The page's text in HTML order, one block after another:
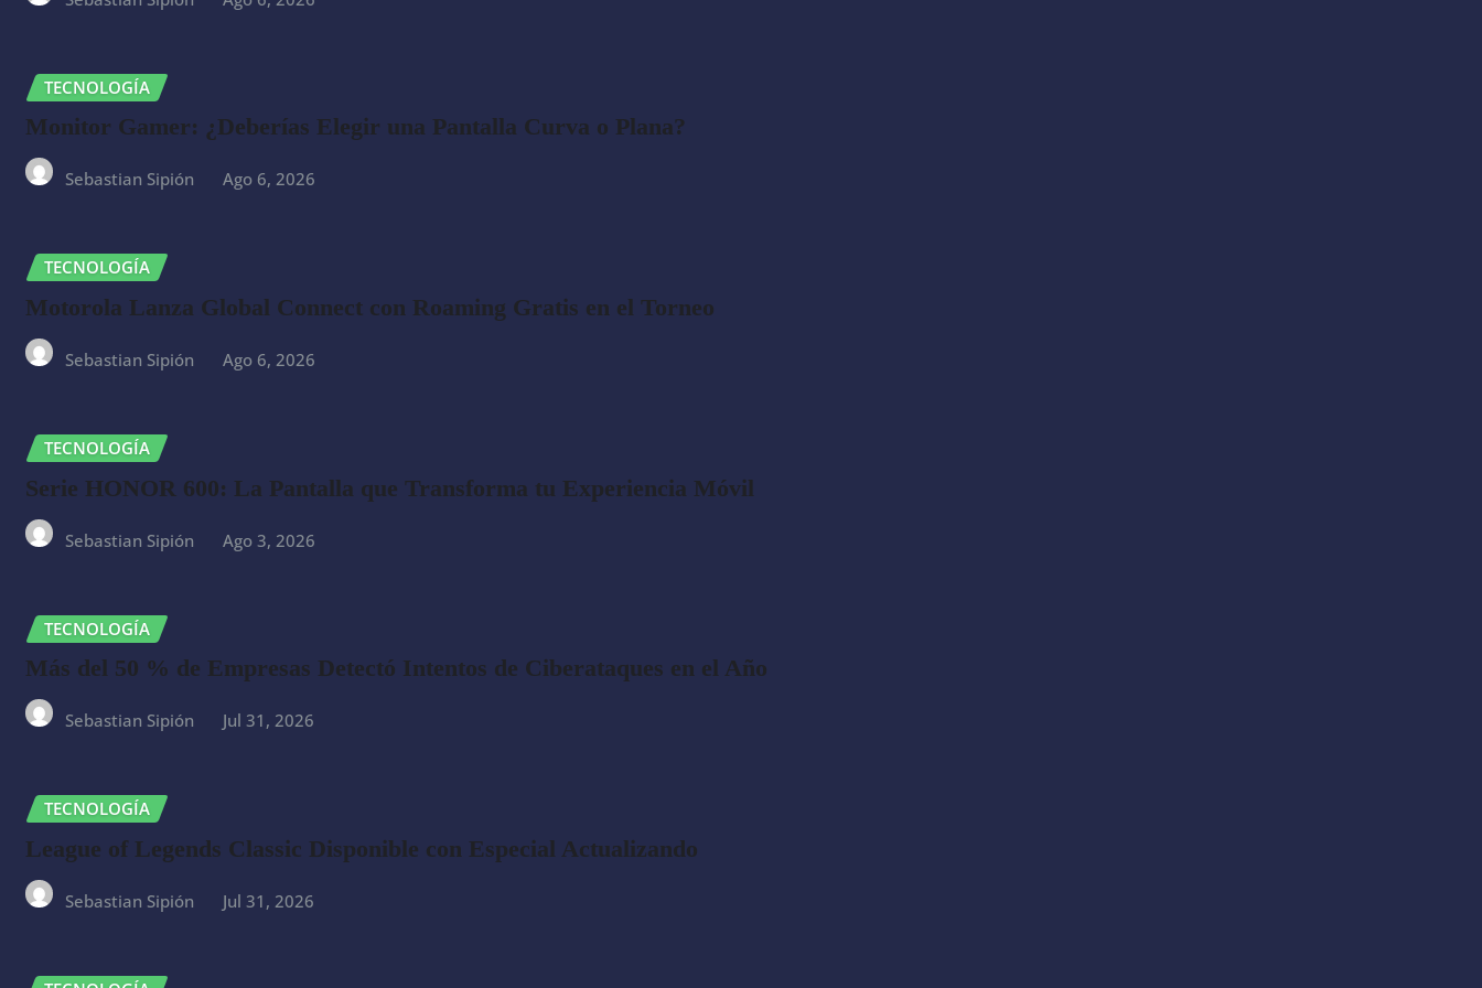
TECNOLOGÍA
Monitor Gamer: ¿Deberías Elegir una Pantalla Curva o Plana?
Sebastian Sipión Ago 6, 2026
TECNOLOGÍA
Motorola Lanza Global Connect con Roaming Gratis en el Torneo
Sebastian Sipión Ago 6, 2026
TECNOLOGÍA
Serie HONOR 600: La Pantalla que Transforma tu Experiencia Móvil
Sebastian Sipión Ago 3, 2026
TECNOLOGÍA
Más del 50 % de Empresas Detectó Intentos de Ciberataques en el Año
Sebastian Sipión Jul 31, 2026
TECNOLOGÍA
League of Legends Classic Disponible con Especial Actualizando
Sebastian Sipión Jul 31, 2026